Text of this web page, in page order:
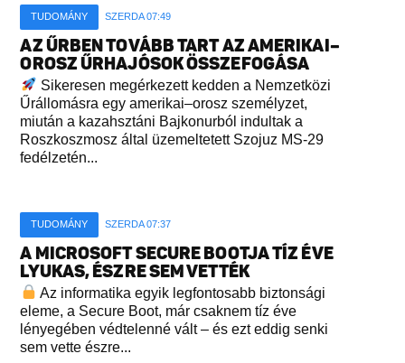
TUDOMÁNY SZERDA 07:49
AZ ŰRBEN TOVÁBB TART AZ AMERIKAI–
OROSZ ŰRHAJÓSOK ÖSSZEFOGÁSA
Sikeresen megérkezett kedden a Nemzetközi
Űrállomásra egy amerikai–orosz személyzet,
miután a kazahsztáni Bajkonurból indultak a
Roszkoszmosz által üzemeltetett Szojuz MS-29
fedélzetén...
TUDOMÁNY SZERDA 07:37
A MICROSOFT SECURE BOOTJA TÍZ ÉVE
LYUKAS, ÉSZRE SEM VETTÉK
Az informatika egyik legfontosabb biztonsági
eleme, a Secure Boot, már csaknem tíz éve
lényegében védtelenné vált – és ezt eddig senki
sem vette észre...